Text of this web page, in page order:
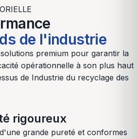
de l'industrie
premium pour garantir la
opérationnelle à son plus haut
de Industrie du recyclage des
rigoureux
grande pureté et conformes